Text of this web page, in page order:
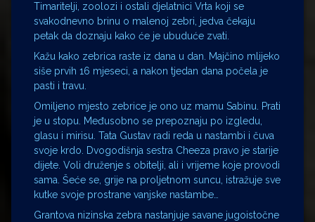
Timaritelji, zoolozi i ostali djelatnici Vrta koji se
svakodnevno brinu o malenoj zebri, jedva čekaju
petak da doznaju kako će je ubuduće zvati.
Kažu kako zebrica raste iz dana u dan. Majčino mlijeko
siše prvih 16 mjeseci, a nakon tjedan dana počela je
pasti i travu.
Omiljeno mjesto zebrice je ono uz mamu Sabinu. Prati
je u stopu. Međusobno se prepoznaju po izgledu,
glasu i mirisu. Tata Gustav radi reda u nastambi i čuva
svoje krdo. Dvogodišnja sestra Cheeza pravo je starije
dijete. Voli druženje s obitelji, ali i vrijeme koje provodi
sama. Šeće se, grije na proljetnom suncu, istražuje sve
kutke svoje prostrane vanjske nastambe…
Grantova nizinska zebra nastanjuje savane jugoistočne